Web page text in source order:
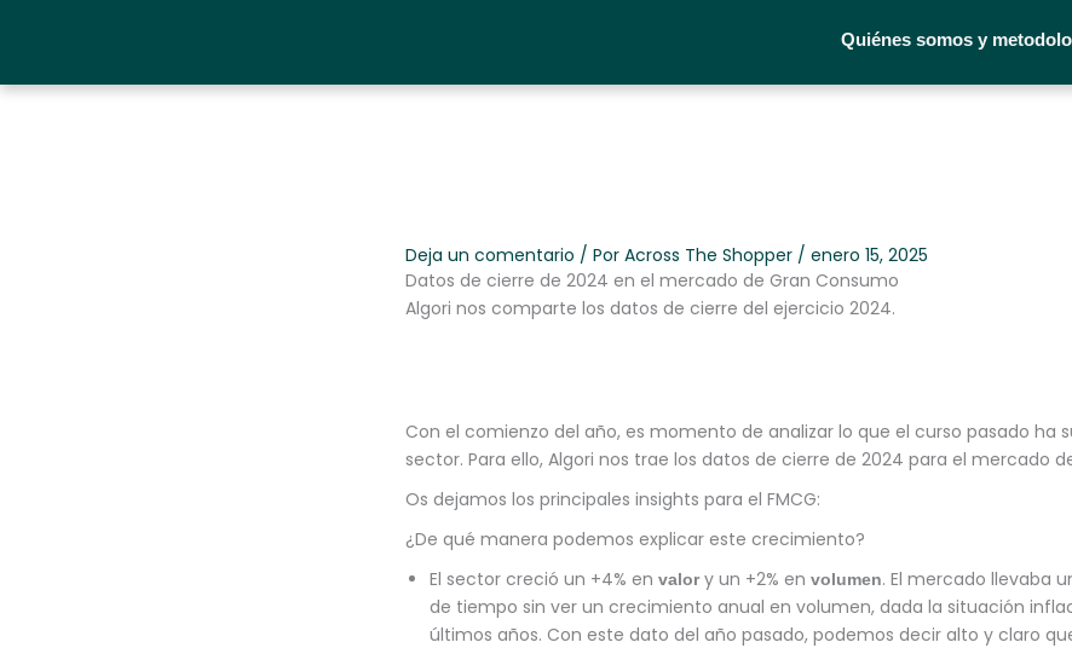
Quiénes somos y
Deja un comentario / PorAcross The Shopper /enero 15, 2025
Datos de cierre de 2024 en el mercado de Gran Consumo
Algori nos comparte los datos de cierre del ejercicio 2024.
Con el comienzo del año, es momento de analizar lo que el curso pasado ha
sector. Para ello, Algori nos trae los datos de cierre de 2024 para el mercado
Os dejamos los principales insights para el FMCG:
¿De qué manera podemos explicar este crecimiento?
El sector creció un +4% envalory un +2% envolumen. El mercado llevaba
de tiempo sin ver un crecimiento anual en volumen, dada la situación
últimos años. Con este dato del año pasado, podemos decir alto y claro